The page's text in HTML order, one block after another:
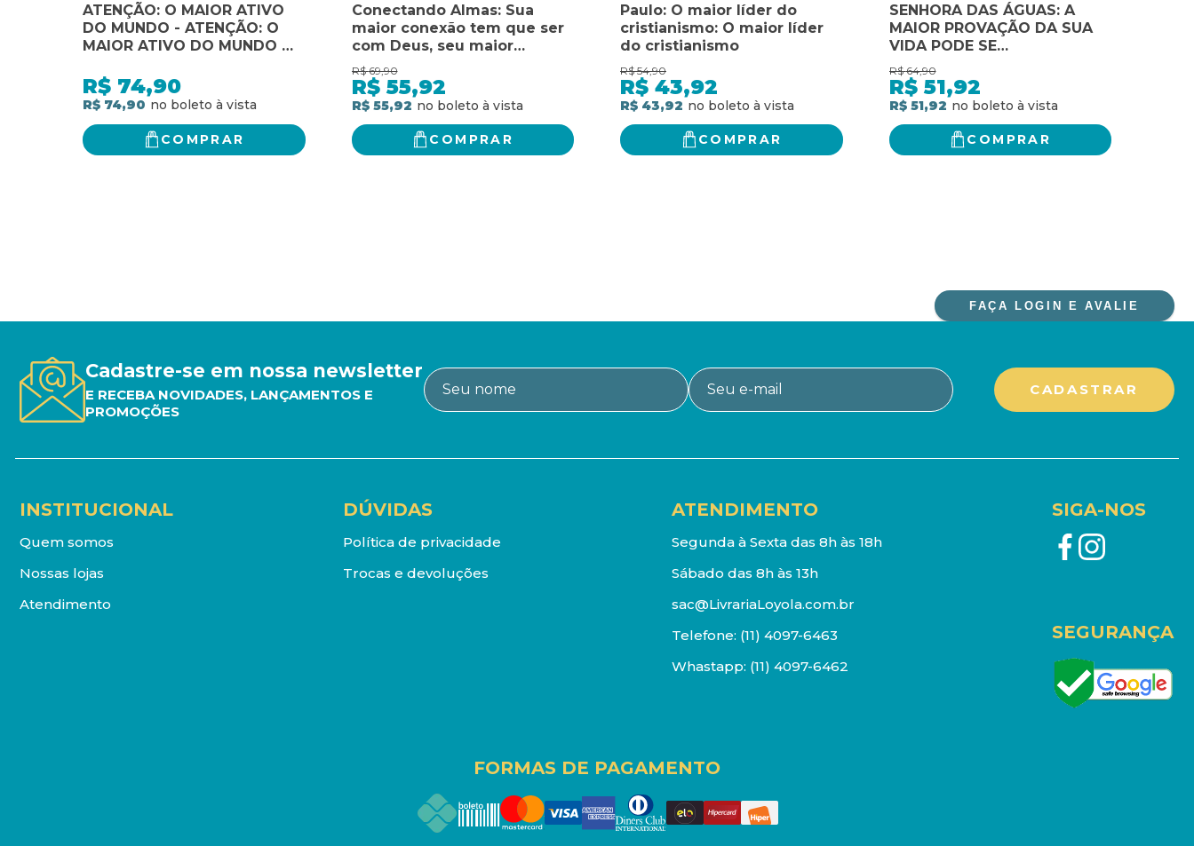
ATENÇÃO: O MAIOR ATIVO
DO MUNDO - ATENÇÃO: O
MAIOR ATIVO DO MUNDO O
PARA SER CONHECIDO,
GERAR VALOR PARA SEU
PÚBLICO, GANHAR DINHEIRO
R$ 74,90
R$ 74,90
COMPRAR
Conectando Almas: Sua
maior conexão tem que ser
com Deus, seu maior
relacionamento tem que ser
com Jesus
R$ 69,90
R$ 55,92
R$ 55,92
COMPRAR
Paulo: O maior líder do
cristianismo: O maior líder
do cristianismo
R$ 54,90
R$ 43,92
R$ 43,92
COMPRAR
SENHORA DAS ÁGUAS: A
MAIOR PROVAÇÃO DA SUA
VIDA PODE SE
TRANSFORMAR NA MAIOR
BÊNÇÃO
R$ 64,90
R$ 51,92
R$ 51,92
COMPRAR
FAÇA LOGIN E AVALIE
Cadastre-se em nossa newsletter
E RECEBA NOVIDADES, LANÇAMENTOS E
PROMOÇÕES
INSTITUCIONAL
Quem somos
Nossas lojas
Atendimento
DÚVIDAS
Política de privacidade
Trocas e devoluções
ATENDIMENTO
Segunda à Sexta das 8h às 18h
Sábado das 8h às 13h
sac@LivrariaLoyola.com.br
Telefone: (11) 4097-6463
Whastapp: (11) 4097-6462
SIGA-NOS
SEGURANÇA
FORMAS DE PAGAMENTO